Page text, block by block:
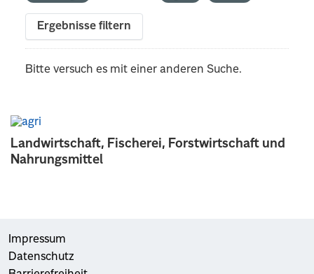
Landwirtschaft, Fischerei, Forstwirtschaft und
Nahrungsmittel
Ergebnisse filtern
Bitte versuch es mit einer anderen Suche.
Impressum
Datenschutz